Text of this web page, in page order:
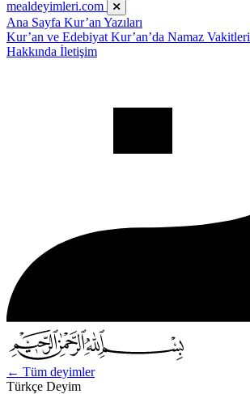
mealdeyimleri.com
Ana Sayfa Kur’an Yazıları
Kur’an ve Edebiyat Kur’an’da Namaz Vakitleri
Hakkında İletişim
← Tüm deyimler
Türkçe Deyim